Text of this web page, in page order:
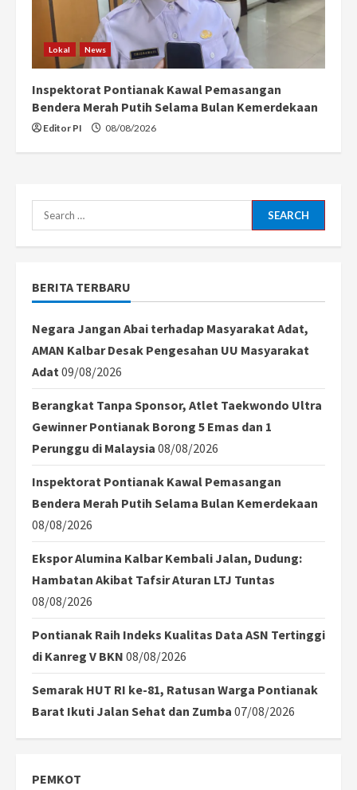
Lokal News
Inspektorat Pontianak Kawal Pemasangan
Bendera Merah Putih Selama Bulan Kemerdekaan
Editor PI 08/08/2026
Search
for:
BERITA TERBARU
Negara Jangan Abai terhadap Masyarakat Adat,
AMAN Kalbar Desak Pengesahan UU Masyarakat
Adat 09/08/2026
Berangkat Tanpa Sponsor, Atlet Taekwondo Ultra
Gewinner Pontianak Borong 5 Emas dan 1
Perunggu di Malaysia 08/08/2026
Inspektorat Pontianak Kawal Pemasangan
Bendera Merah Putih Selama Bulan Kemerdekaan
08/08/2026
Ekspor Alumina Kalbar Kembali Jalan, Dudung:
Hambatan Akibat Tafsir Aturan LTJ Tuntas
08/08/2026
Pontianak Raih Indeks Kualitas Data ASN Tertinggi
di Kanreg V BKN 08/08/2026
Semarak HUT RI ke-81, Ratusan Warga Pontianak
Barat Ikuti Jalan Sehat dan Zumba 07/08/2026
PEMKOT